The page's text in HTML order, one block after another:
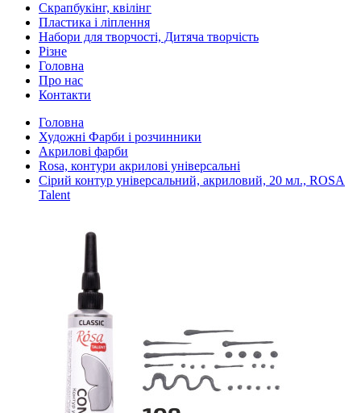
Скрапбукінг, квілінг
Пластика і ліплення
Набори для творчості, Дитяча творчість
Різне
Головна
Про нас
Контакти
Головна
Художні Фарби і розчинники
Акрилові фарби
Rosa, контури акрилові універсальні
Сірий контур універсальний, акриловий, 20 мл., ROSA
Talent